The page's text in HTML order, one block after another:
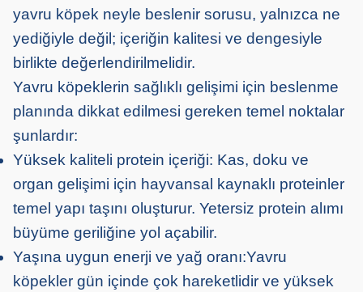
yavru köpek neyle beslenir sorusu, yalnızca ne
yediğiyle değil; içeriğin kalitesi ve dengesiyle
birlikte değerlendirilmelidir.
Yavru köpeklerin sağlıklı gelişimi için beslenme
planında dikkat edilmesi gereken temel noktalar
şunlardır:
Yüksek kaliteli protein içeriği: Kas, doku ve
organ gelişimi için hayvansal kaynaklı proteinler
temel yapı taşını oluşturur. Yetersiz protein alımı
büyüme geriliğine yol açabilir.
Yaşına uygun enerji ve yağ oranı:Yavru
köpekler gün içinde çok hareketlidir ve yüksek